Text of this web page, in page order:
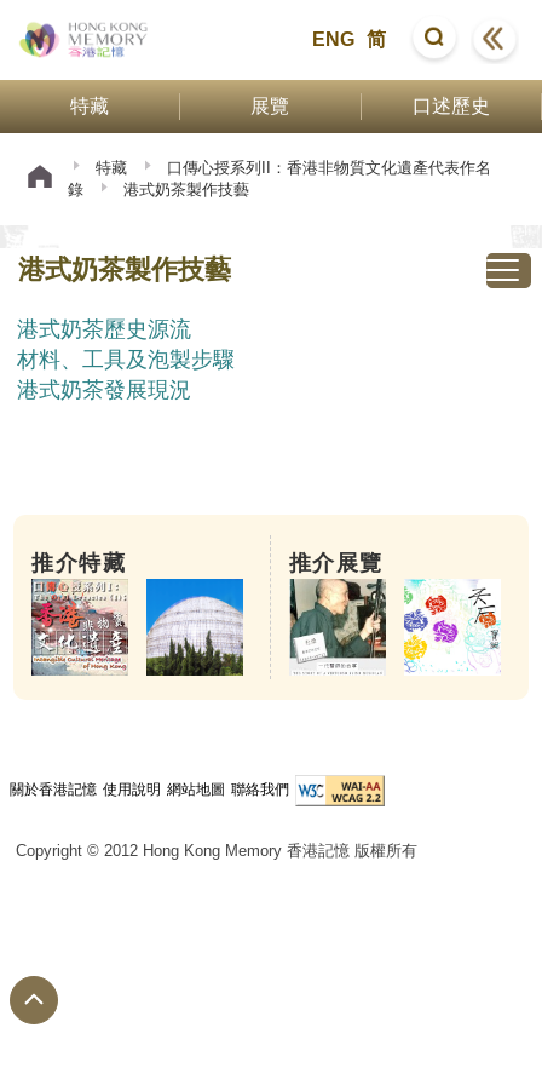
ENG 简
特藏 展覽 口述歷史
特藏
口傳心授系列II：香港非物質文化遺產代表作名
錄
港式奶茶製作技藝
港式奶茶製作技藝
港式奶茶歷史源流
材料、工具及泡製步驟
港式奶茶發展現況
推介特藏 推介展覽
關於香港記憶 使用說明 網站地圖 聯絡我們
Copyright © 2012 Hong Kong Memory 香港記憶 版權所有